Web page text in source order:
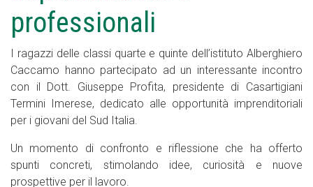
professionali
I ragazzi delle classi quarte e quinte dell’istituto Alberghiero
Caccamo hanno partecipato ad un interessante incontro
con il Dott. Giuseppe Profita, presidente di Casartigiani
Termini Imerese, dedicato alle opportunità imprenditoriali
per i giovani del Sud Italia.
Un momento di confronto e riflessione che ha offerto
spunti concreti, stimolando idee, curiosità e nuove
prospettive per il lavoro.